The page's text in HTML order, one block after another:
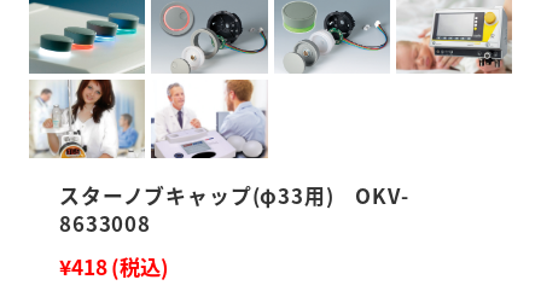
スターノブキャップ(φ33用) OKV-
8633008
¥418(税込)